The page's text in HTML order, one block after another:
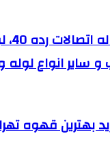
فروش
و سایر انواع لوله
بهترین قهوه